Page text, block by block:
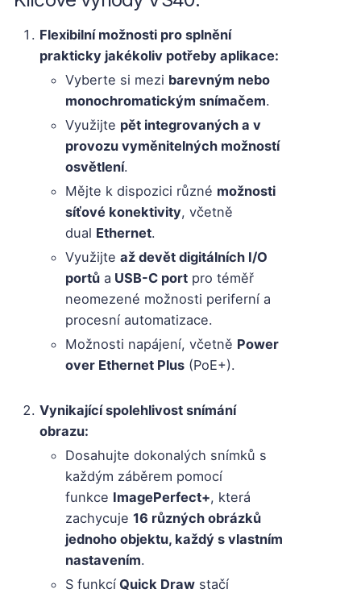
Flexibilní možnosti pro splnění
prakticky jakékoliv potřeby aplikace:
Vyberte si mezi barevným nebo
monochromatickým snímačem.
Využijte pět integrovaných a v
provozu vyměnitelných možností
osvětlení.
Mějte k dispozici různé možnosti
síťové konektivity, včetně
dual Ethernet.
Využijte až devět digitálních I/O
portů a USB-C port pro téměř
neomezené možnosti periferní a
procesní automatizace.
Možnosti napájení, včetně Power
over Ethernet Plus (PoE+).
Vynikající spolehlivost snímání
obrazu:
Dosahujte dokonalých snímků s
každým záběrem pomocí
funkce ImagePerfect+, která
zachycuje 16 různých obrázků
jednoho objektu, každý s vlastním
nastavením.
S funkcí Quick Draw stačí